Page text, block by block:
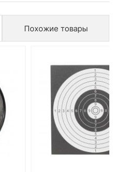
Похожие товары